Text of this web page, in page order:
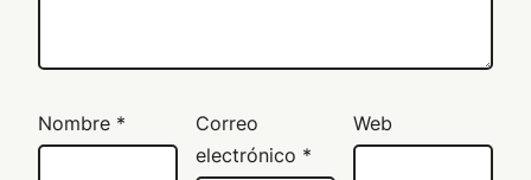
Nombre *
Correo
electrónico *
Web